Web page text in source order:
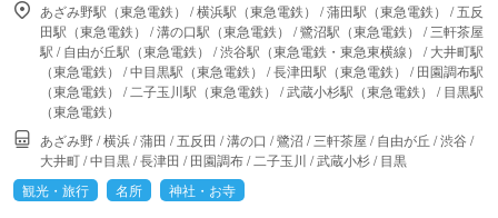
あざみ野駅（東急電鉄） /横浜駅（東急電鉄） /蒲田駅（東急電鉄） /五反
田駅（東急電鉄） /溝の口駅（東急電鉄） /鷺沼駅（東急電鉄） /三軒茶屋
駅 /自由が丘駅（東急電鉄） /渋谷駅（東急電鉄・東急東横線） /大井町駅
（東急電鉄） /中目黒駅（東急電鉄） /長津田駅（東急電鉄） /田園調布駅
（東急電鉄） / 二子玉川駅（東急電鉄） /武蔵小杉駅（東急電鉄） /目黒駅
（東急電鉄）
あざみ野/横浜/蒲田 /五反田 /溝の口 /鷺沼 /三軒茶屋 /自由が丘 /渋谷 /
大井町/中目黒/長津田 /田園調布/ 二子玉川 /武蔵小杉/目黒
観光・旅行
名所 神社・お寺